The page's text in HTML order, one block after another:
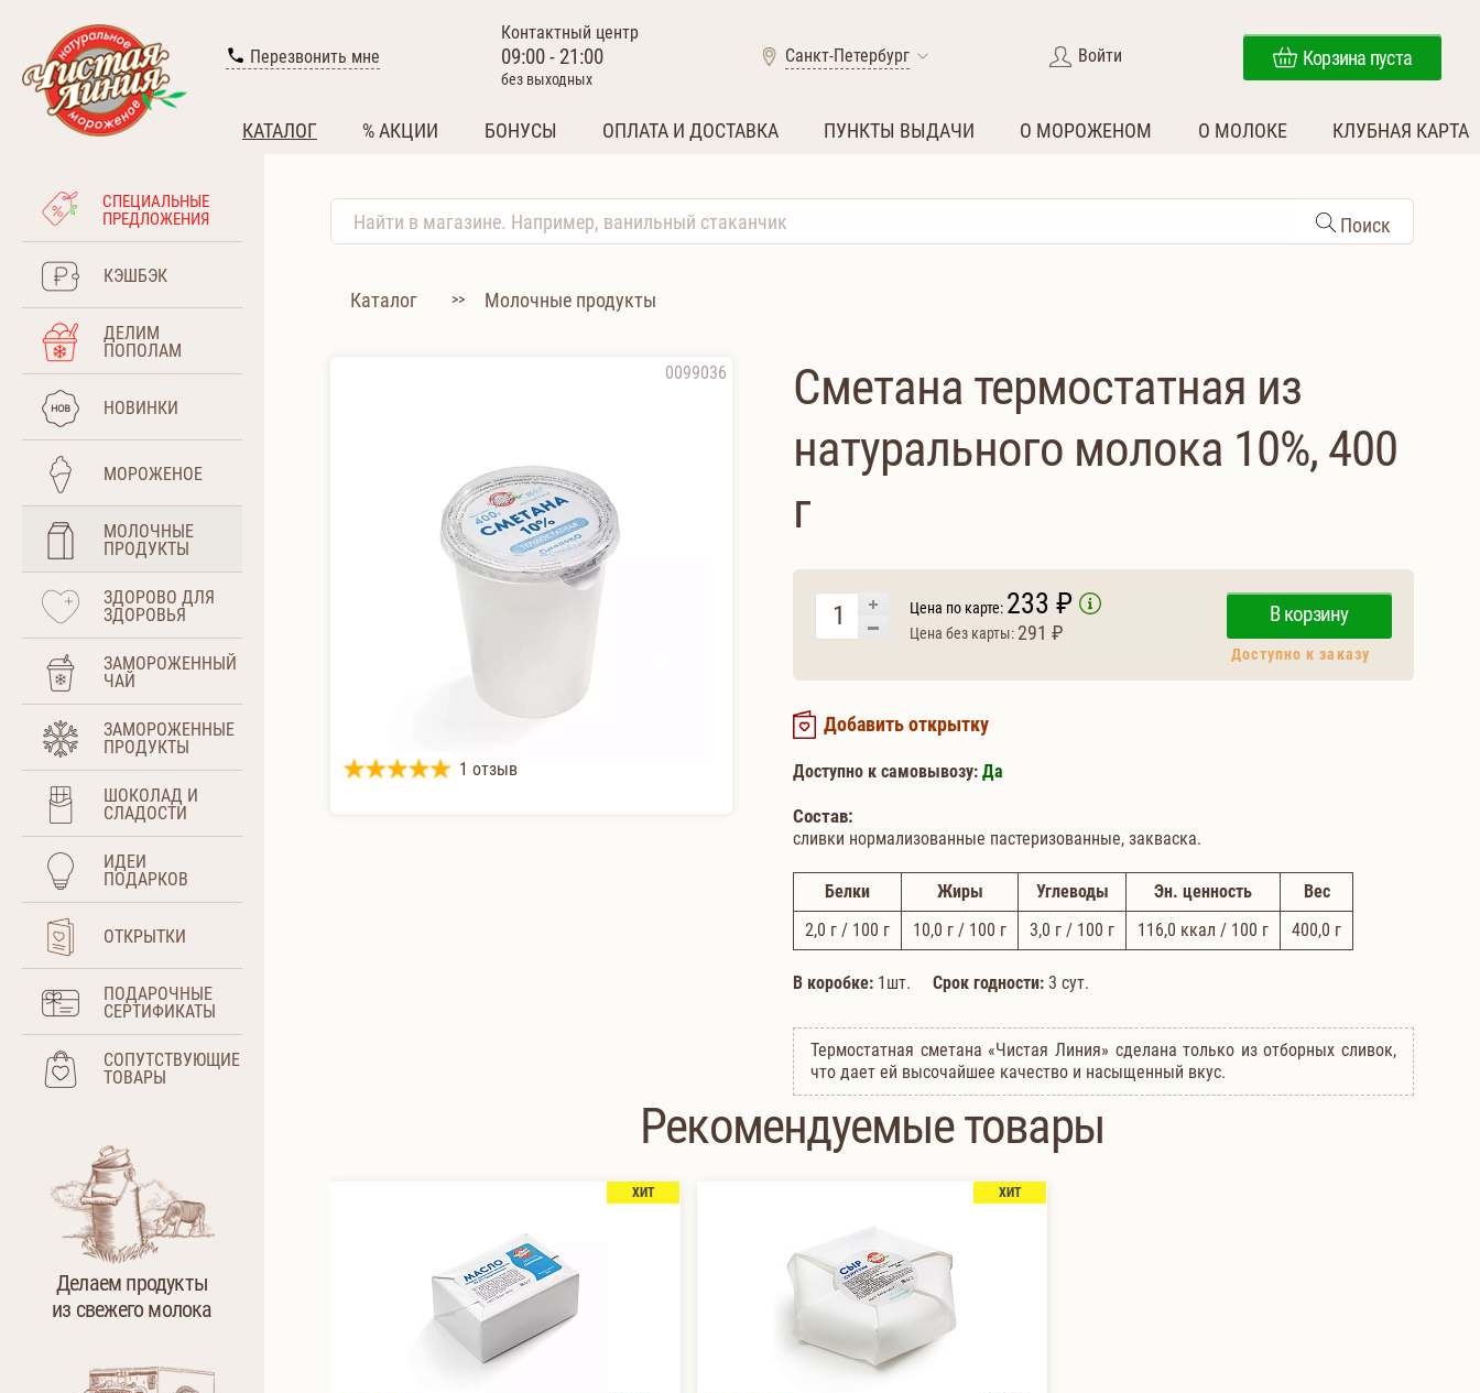
Перезвонить мне
Контактный центр
09:00 - 21:00
без выходных
Санкт-Петербург Войти Корзина пуста
КАТАЛОГ % АКЦИИ БОНУСЫ ОПЛАТА И ДОСТАВКА ПУНКТЫ ВЫДАЧИ О МОРОЖЕНОМ О МОЛОКЕ КЛУБНАЯ КАРТА
СПЕЦИАЛЬНЫЕ
ПРЕДЛОЖЕНИЯ
КЭШБЭК
ДЕЛИМ
ПОПОЛАМ
НОВИНКИ
МОРОЖЕНОЕ
МОЛОЧНЫЕ
ПРОДУКТЫ
ЗДОРОВО ДЛЯ
ЗДОРОВЬЯ
ЗАМОРОЖЕННЫЙ
ЧАЙ
ЗАМОРОЖЕННЫЕ
ПРОДУКТЫ
ШОКОЛАД И
СЛАДОСТИ
ИДЕИ
ПОДАРКОВ
ОТКРЫТКИ
ПОДАРОЧНЫЕ
СЕРТИФИКАТЫ
СОПУТСТВУЮЩИЕ
ТОВАРЫ
Делаем продукты
из свежего молока
Поиск
Каталог >> Молочные продукты
0099036
1 отзыв
Сметана термостатная из
натурального молока 10%, 400
г
Цена по карте: 233 ₽
Цена без карты: 291 ₽
В корзину
Доступно к заказу
Добавить открытку
Доступно к самовывозу: Да
Состав:
сливки нормализованные пастеризованные, закваска.
Белки Жиры Углеводы Эн. ценность
Вес
2,0 г / 100 г 10,0 г / 100 г 3,0 г / 100 г 116,0 ккал / 100 г 400,0 г
В коробке: 1шт. Срок годности: 3 сут.
Термостатная сметана «Чистая Линия» сделана только из отборных сливок,
что дает ей высочайшее качество и насыщенный вкус.
Рекомендуемые товары
ХИТ ХИТ